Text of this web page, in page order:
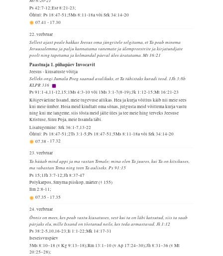
Ps 42:7-12;Esr 8:21-23;
Õhtul: Ps 18:47-51;5Ms 8:11-18a või Srk 34:14-20
07.41- 17.30
22. veebruar
Sellest ajast peale hakkas Jeesus oma jüngritele selgitama, et Ta peab minema
Jeruusalemma ja palju kannatama vanemate ja ülempreestrite ja kirjatundjate
poolt ning tapetama ja kolmandal päeval üles äratatama. Mt 16:21
Paastuaja 1. pühapäev Invocavit
Jeesus - kiusatuste võitja
Selleks ongi Jumala Poeg saanud avalikuks, et Ta tühistaks kuradi teod. 1Jh 3:8b
KLPR 316
Ps 91:1-4,11-12,15;1Ms 4:3-10 või 1Ms 3:1-7(8-19);Jk 1:12-15;Mt 16:21-23
Kõigeväeline Issand, meie tugevuse allikas. Hea ja kurja võitlus käib nii meie sees
kui meie ümber. Hoia meid kindlalt oma sõnas, julgusta meid võitlema kurja vastu
ning kui me langeme, siis tõsta meid jälle üles ja tee meie hing terveks Jeesuse
Kristuse, Sinu Poja, meie Issanda läbi.
Lisalugemine: Srk 36:1-7,13-22
Õhtul: Ps 18:47-51;2Ts 3:1-5;Ps 18:47-51;5Ms 8:11-18a või Srk 34:14-20
07.38- 17.32
23. veebruar
Ta hüüab mind appi ja ma vastan Temale; mina olen Ta juures, kui Ta on kitsikuses,
ma vabastan Tema ning teen Ta auliseks. Ps 91:15
Ps 15;1Jh 3:7-12;Jh 8:37-47
Polykarpos, Smyrna piiskop, märter († 155)
Ilm 2:8-11;
07.35- 17.35
24. veebruar
Õnnis on mees, kes peab vastu kiusatuses, sest kui ta on läbi katsutud, siis ta saab
pärjaks elu, mille Issand on tõotanud neile, kes teda armastavad. Jk 1:12
Ps 38:2-5,10,16-23;Ii 1:1-22;Mk 14:17-31
Iseseisvuspäev
5Ms 8:10–18 (v Kg 9:13–18);Rm 13:1–10 (v Ap 17:24–30);Jh 8:31–36 (v Mt
20:25–28);